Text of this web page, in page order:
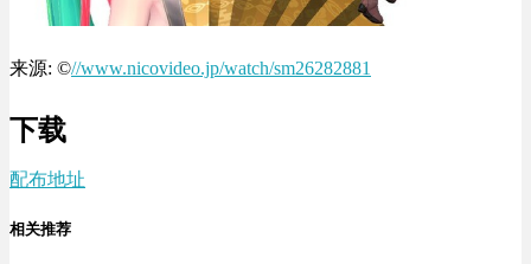
来源: ©//www.nicovideo.jp/watch/sm26282881
下载
配布地址
相关推荐